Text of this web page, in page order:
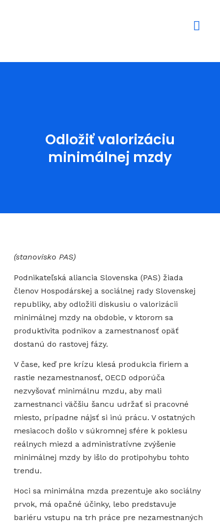
Odložiť valorizáciu
minimálnej mzdy
(stanovisko PAS)
Podnikateľská aliancia Slovenska (PAS) žiada
členov Hospodárskej a sociálnej rady Slovenskej
republiky, aby odložili diskusiu o valorizácii
minimálnej mzdy na obdobie, v ktorom sa
produktivita podnikov a zamestnanosť opäť
dostanú do rastovej fázy.
V čase, keď pre krízu klesá produkcia firiem a
rastie nezamestnanosť, OECD odporúča
nezvyšovať minimálnu mzdu, aby mali
zamestnanci väčšiu šancu udržať si pracovné
miesto, prípadne nájsť si inú prácu. V ostatných
mesiacoch došlo v súkromnej sfére k poklesu
reálnych miezd a administratívne zvýšenie
minimálnej mzdy by išlo do protipohybu tohto
trendu.
Hoci sa minimálna mzda prezentuje ako sociálny
prvok, má opačné účinky, lebo predstavuje
bariéru vstupu na trh práce pre nezamestnaných